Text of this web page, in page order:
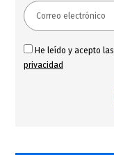
He leído y acepto las
privacidad